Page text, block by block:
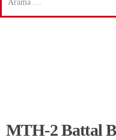
MTH-2 Battal